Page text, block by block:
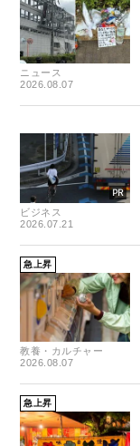
ニュース
2026.08.07
ビジネス
2026.07.21
急上昇
教養・カルチャー
2026.08.07
急上昇